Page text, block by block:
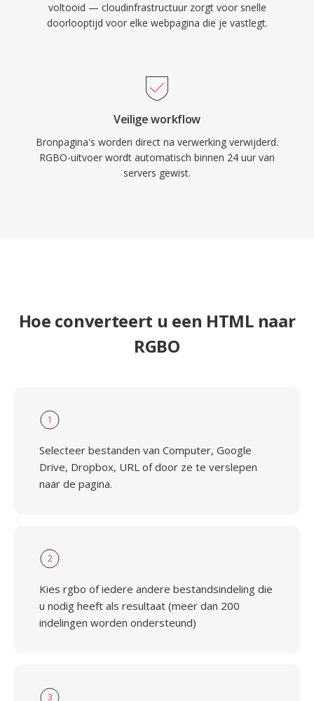
voltooid — cloudinfrastructuur zorgt voor snelle
doorlooptijd voor elke webpagina die je vastlegt.
Veilige workflow
Bronpagina's worden direct na verwerking verwijderd.
RGBO-uitvoer wordt automatisch binnen 24 uur van
servers gewist.
Hoe converteert u een HTML naar
RGBO
1
Selecteer bestanden van Computer, Google
Drive, Dropbox, URL of door ze te verslepen
naar de pagina.
2
Kies rgbo of iedere andere bestandsindeling die
u nodig heeft als resultaat (meer dan 200
indelingen worden ondersteund)
3